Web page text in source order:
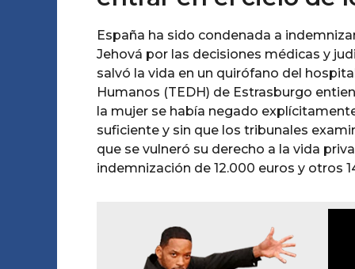
España ha sido condenada a
Jehová por las decisiones médicas y
salvó la vida en un quirófano del
Humanos (TEDH) de Estrasburgo
la mujer se había negado
suficiente y sin que los tribunales
que se vulneró su derecho a la vida
indemnización de 12.000 euros y otros